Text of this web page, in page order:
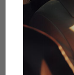
Baruti
čítať viac